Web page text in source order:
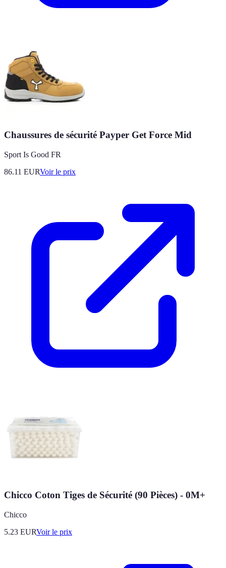
Chaussures de sécurité Payper Get Force Mid
Sport Is Good FR
86.11 EURVoir le prix
Chicco Coton Tiges de Sécurité (90 Pièces) - 0M+
Chicco
5.23 EURVoir le prix